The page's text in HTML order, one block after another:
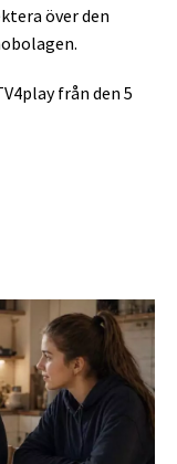
över den
från den 5